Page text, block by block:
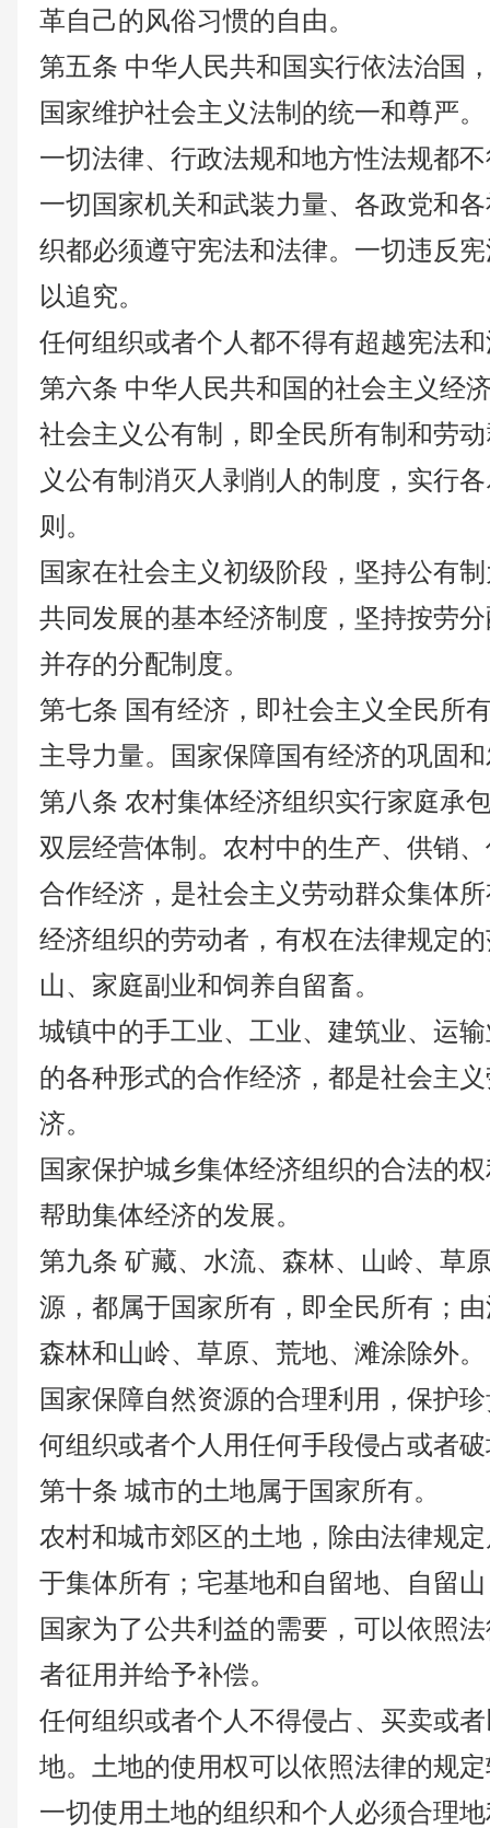
革自己的风俗习惯的自由。
第五条 中华人民共和国实行依法治国
国家维护社会主义法制的统一和尊严。
一切法律、行政法规和地方性法规都
一切国家机关和武装力量、各政党和
织都必须遵守宪法和法律。一切违反
以追究。
任何组织或者个人都不得有超越宪法
第六条 中华人民共和国的社会主义经
社会主义公有制，即全民所有制和劳
义公有制消灭人剥削人的制度，实行
则。
国家在社会主义初级阶段，坚持公有
共同发展的基本经济制度，坚持按劳
并存的分配制度。
第七条 国有经济，即社会主义全民所
主导力量。国家保障国有经济的巩固
第八条 农村集体经济组织实行家庭承
双层经营体制。农村中的生产、供销
合作经济，是社会主义劳动群众集体
经济组织的劳动者，有权在法律规定
山、家庭副业和饲养自留畜。
城镇中的手工业、工业、建筑业、运
的各种形式的合作经济，都是社会主
济。
国家保护城乡集体经济组织的合法的
帮助集体经济的发展。
第九条 矿藏、水流、森林、山岭、草
源，都属于国家所有，即全民所有；
森林和山岭、草原、荒地、滩涂除外。
国家保障自然资源的合理利用，保护
何组织或者个人用任何手段侵占或者
第十条 城市的土地属于国家所有。
农村和城市郊区的土地，除由法律规
于集体所有；宅基地和自留地、自留
国家为了公共利益的需要，可以依照
者征用并给予补偿。
任何组织或者个人不得侵占、买卖或
地。土地的使用权可以依照法律的规
一切使用土地的组织和个人必须合理